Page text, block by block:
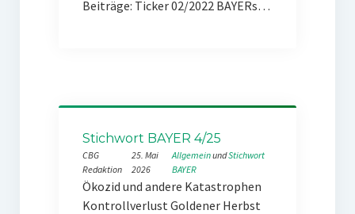
Beiträge: Ticker 02/2022 BAYERs…
Stichwort BAYER 4/25
CBG
Redaktion
25. Mai
2026
Allgemein und Stichwort
BAYER
Ökozid und andere Katastrophen
Kontrollverlust Goldener Herbst